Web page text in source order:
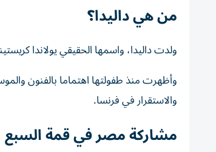
من هي داليدا؟
ولدت داليدا، واسمها الحقيقي يولاندا كريستينا جيجليوتي، في حي شبرا يوم
وأظهرت منذ طفولتها اهتماما بالفنون
والاستقرار في فرنسا.
مشاركة مصر في قمة السبع